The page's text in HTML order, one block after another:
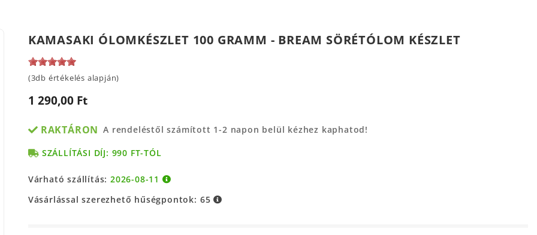
KAMASAKI ÓLOMKÉSZLET 100 GRAMM - BREAM SÖRÉTÓLOM KÉSZLET
(3db értékelés alapján)
1 290,00 Ft
RAKTÁRON A rendeléstől számított 1-2 napon belül kézhez kaphatod!
SZÁLLÍTÁSI DÍJ: 990 FT-TÓL
Várható szállítás:2026-08-11
Vásárlással szerezhető hűségpontok: 65